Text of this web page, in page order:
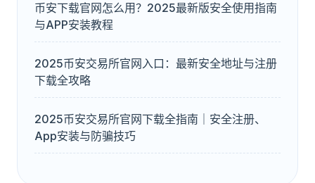
币安下载官网怎么用？2025最新版安全使用指南
与APP安装教程
2025币安交易所官网入口：最新安全地址与注册
下载全攻略
2025币安交易所官网下载全指南｜安全注册、
App安装与防骗技巧